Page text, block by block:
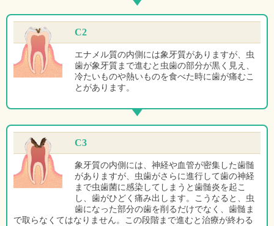
C2
エナメル質の内側には象牙質がありますが、虫
歯が象牙質まで進むと虫歯の部分が黒く見え、
冷たいものや熱いものを食べた時に歯が痛むこ
とがあります。
C3
象牙質の内側には、神経や血管が密集した歯髄
がありますが、虫歯がさらに進行して歯の神経
まで虫歯菌に感染してしまうと歯髄炎を起こ
し、歯がひどく痛み出します。こうなると、虫
歯になった部分の歯を削るだけでなく、歯髄ま
で取らなくてはなりません。この段階まで進むと治療が終わる